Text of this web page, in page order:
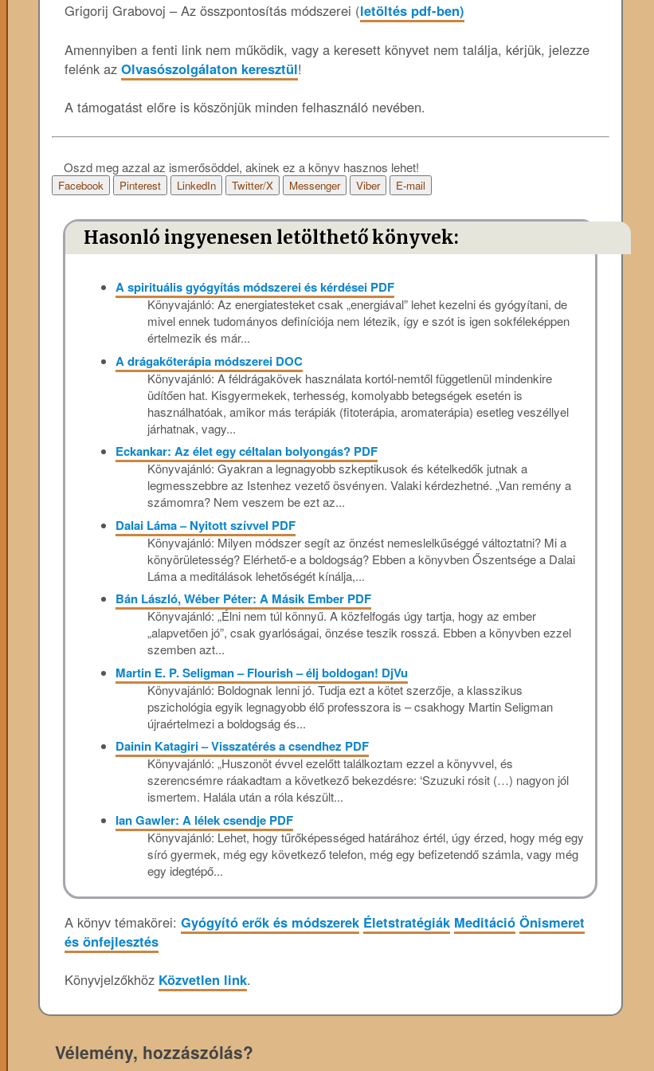
Grigorij Grabovoj – Az összpontosítás módszerei (letöltés pdf-ben)
Amennyiben a fenti link nem működik, vagy a keresett könyvet nem találja, kérjük, jelezze
felénk az Olvasószolgálaton keresztül!
A támogatást előre is köszönjük minden felhasználó nevében.
Oszd meg azzal az ismerősöddel, akinek ez a könyv hasznos lehet!
Facebook Pinterest LinkedIn Twitter/X Messenger Viber E-mail
Hasonló ingyenesen letölthető könyvek:
A spirituális gyógyítás módszerei és kérdései PDF
Könyvajánló: Az energiatesteket csak „energiával” lehet kezelni és gyógyítani, de
mivel ennek tudományos definíciója nem létezik, így e szót is igen sokféleképpen
értelmezik és már...
A drágakőterápia módszerei DOC
Könyvajánló: A féldrágakövek használata kortól-nemtől függetlenül mindenkire
üdítően hat. Kisgyermekek, terhesség, komolyabb betegségek esetén is
használhatóak, amikor más terápiák (fitoterápia, aromaterápia) esetleg veszéllyel
járhatnak, vagy...
Eckankar: Az élet egy céltalan bolyongás? PDF
Könyvajánló: Gyakran a legnagyobb szkeptikusok és kételkedők jutnak a
legmesszebbre az Istenhez vezető ösvényen. Valaki kérdezhetné. „Van remény a
számomra? Nem veszem be ezt az...
Dalai Láma – Nyitott szívvel PDF
Könyvajánló: Milyen módszer segít az önzést nemeslelkűséggé változtatni? Mi a
könyörületesség? Elérhető-e a boldogság? Ebben a könyvben Őszentsége a Dalai
Láma a meditálások lehetőségét kínálja,...
Bán László, Wéber Péter: A Másik Ember PDF
Könyvajánló: „Élni nem túl könnyű. A közfelfogás úgy tartja, hogy az ember
„alapvetően jó”, csak gyarlóságai, önzése teszik rosszá. Ebben a könyvben ezzel
szemben azt...
Martin E. P. Seligman – Flourish – élj boldogan! DjVu
Könyvajánló: Boldognak lenni jó. Tudja ezt a kötet szerzője, a klasszikus
pszichológia egyik legnagyobb élő professzora is – csakhogy Martin Seligman
újraértelmezi a boldogság és...
Dainin Katagiri – Visszatérés a csendhez PDF
Könyvajánló: „Huszonöt évvel ezelőtt találkoztam ezzel a könyvvel, és
szerencsémre ráakadtam a következő bekezdésre: ‘Szuzuki rósit (…) nagyon jól
ismertem. Halála után a róla készült...
Ian Gawler: A lélek csendje PDF
Könyvajánló: Lehet, hogy tűrőképességed határához értél, úgy érzed, hogy még egy
síró gyermek, még egy következő telefon, még egy befizetendő számla, vagy még
egy idegtépő...
A könyv témakörei: Gyógyító erők és módszerek Életstratégiák Meditáció Önismeret
és önfejlesztés
Könyvjelzőkhöz Közvetlen link.
Vélemény, hozzászólás?